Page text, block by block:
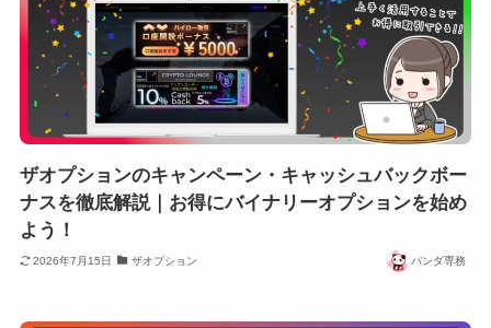
ザオプションのキャンペーン・キャッシュバックボー
ナスを徹底解説｜お得にバイナリーオプションを始め
よう！
2026年7月15日 ザオプション パンダ専務